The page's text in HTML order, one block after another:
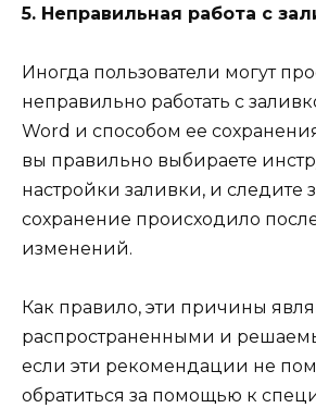
5. Неправильная работа с
Иногда пользователи могут
неправильно работать с
Word и способом ее
вы правильно выбираете
настройки заливки, и следите
сохранение происходило
изменений.
Как правило, эти причины
распространенными и
если эти рекомендации не
обратиться за помощью к